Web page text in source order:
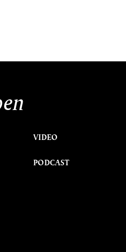
VIDEO
PODCAST